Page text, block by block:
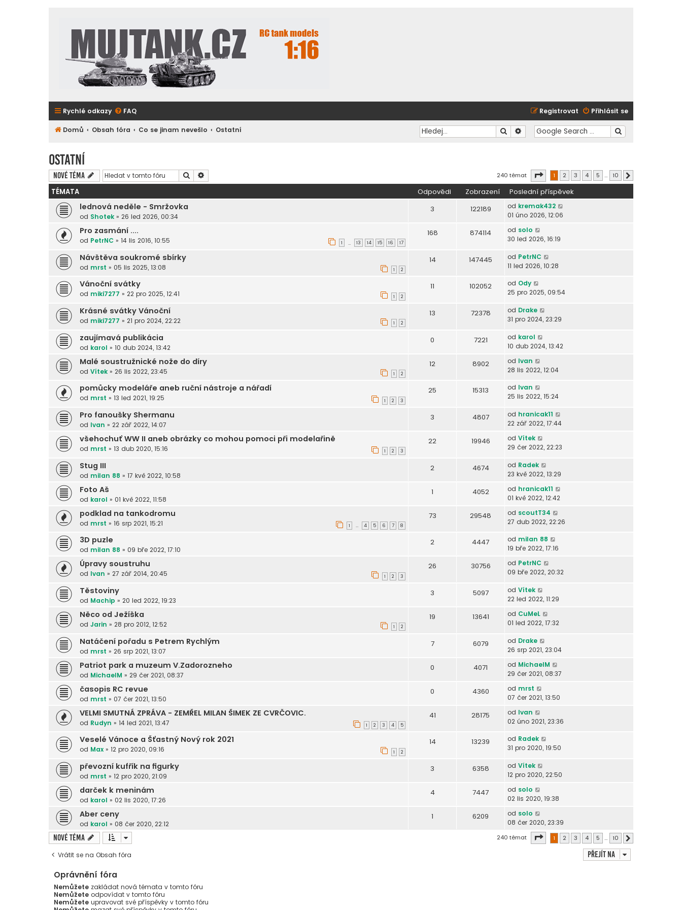
Rychlé odkazy FAQ Přihlásit se
Registrovat
Domů Obsah fóra Co se jinam nevešlo Ostatní Hledat Pokročilé hledání
Ostatní
Nové téma Hledat 240 témat Stránka z10
1 2 3 4 5 … 10
TÉMATA Odpovědi Zobrazení Poslední příspěvek
lednová neděle - Smržovka
od Shotek » 26 led 2026, 00:34
3 122189 od kremak432
01 úno 2026, 12:06
Pro zasmání ....
od PetrNC » 14 lis 2016, 10:55 1 … 13 14 15 16 17
168 874114 od solo
30 led 2026, 16:19
Návštěva soukromé sbírky
od mrst » 05 lis 2025, 13:08 1 2
14 147445 od PetrNC
11 led 2026, 10:28
Vánoční svátky
od miki7277 » 22 pro 2025, 12:41 1 2
11 102052 od Ody
25 pro 2025, 09:54
Krásné svátky Vánoční
od miki7277 » 21 pro 2024, 22:22 1 2
13 72378 od Drake
31 pro 2024, 23:29
zaujímavá publikácia
od karol » 10 dub 2024, 13:42
0 7221 od karol
10 dub 2024, 13:42
Malé soustružnické nože do díry
od Vítek » 26 lis 2022, 23:45 1 2
12 8902 od Ivan
28 lis 2022, 12:04
pomůcky modeláře aneb ruční nástroje a nářadí
od mrst » 13 led 2021, 19:25 1 2 3
25 15313 od Ivan
25 lis 2022, 15:24
Pro fanoušky Shermanu
od Ivan » 22 zář 2022, 14:07
3 4807 od hranicak11
22 zář 2022, 17:44
všehochuť WW II aneb obrázky co mohou pomoci při modelařině
od mrst » 13 dub 2020, 15:16 1 2 3
22 19946 od Vítek
29 čer 2022, 22:23
Stug III
od milan 88 » 17 kvě 2022, 10:58
2 4674 od Radek
23 kvě 2022, 13:29
Foto Aš
od karol » 01 kvě 2022, 11:58
1 4052 od hranicak11
01 kvě 2022, 12:42
podklad na tankodromu
od mrst » 16 srp 2021, 15:21 1 … 4 5 6 7 8
73 29548 od scoutT34
27 dub 2022, 22:26
3D puzle
od milan 88 » 09 bře 2022, 17:10
2 4447 od milan 88
19 bře 2022, 17:16
Úpravy soustruhu
od Ivan » 27 zář 2014, 20:45 1 2 3
26 30756 od PetrNC
09 bře 2022, 20:32
Těstoviny
od Machip » 20 led 2022, 19:23
3 5097 od Vítek
22 led 2022, 11:29
Něco od Ježíška
od Jarin » 28 pro 2012, 12:52 1 2
19 13641 od CuMeL
01 led 2022, 17:32
Natáčení pořadu s Petrem Rychlým
od mrst » 26 srp 2021, 13:07
7 6079 od Drake
26 srp 2021, 23:04
Patriot park a muzeum V.Zadorozneho
od MichaelM » 29 čer 2021, 08:37
0 4071 od MichaelM
29 čer 2021, 08:37
časopis RC revue
od mrst » 07 čer 2021, 13:50
0 4360 od mrst
07 čer 2021, 13:50
VELMI SMUTNÁ ZPRÁVA - ZEMŘEL MILAN ŠIMEK ZE CVRČOVIC.
od Rudyn » 14 led 2021, 13:47 1 2 3 4 5
41 28175 od Ivan
02 úno 2021, 23:36
Veselé Vánoce a Šťastný Nový rok 2021
od Max » 12 pro 2020, 09:16 1 2
14 13239 od Radek
31 pro 2020, 19:50
převozní kufřík na figurky
od mrst » 12 pro 2020, 21:09
3 6358 od Vítek
12 pro 2020, 22:50
darček k meninám
od karol » 02 lis 2020, 17:26
4 7447 od solo
02 lis 2020, 19:38
Aber ceny
od karol » 08 čer 2020, 22:12
1 6209 od solo
08 čer 2020, 23:39
Nové téma 240 témat Stránka z10
1 2 3 4 5 … 10
Vrátit se na Obsah fóra Přejít na
Oprávnění fóra
Nemůžete zakládat nová témata v tomto fóru
Nemůžete odpovídat v tomto fóru
Nemůžete upravovat své příspěvky v tomto fóru